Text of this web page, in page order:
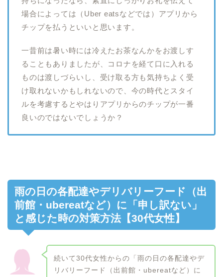
場合によっては（Uber eatsなどでは）アプリから
チップを払うといいと思います。
一昔前は暑い時には冷えたお茶なんかをお渡しす
ることもありましたが、コロナを経て口に入れる
ものは渡しづらいし、受け取る方も気持ちよく受
け取れないかもしれないので、今の時代とスタイ
ルを考慮するとやはりアプリからのチップが一番
良いのではないでしょうか？
雨の日の各配達やデリバリーフード（出
前館・ubereatなど）に「申し訳ない」
と感じた時の対策方法【30代女性】
続いて30代女性からの「雨の日の各配達やデ
リバリーフード（出前館・ubereatなど）に